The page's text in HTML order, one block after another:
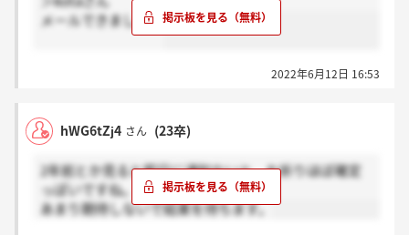
メールできました。
2022年6月12日 16:53
hWG6tZj4 さん (23卒)
2年前とか見ると即日に通知ないと、お祈りほぼ確定
っぽいですね。
あまり期待しないで結果を待ちます。